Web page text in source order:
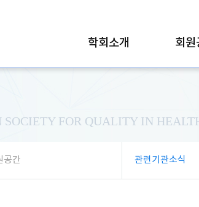
학회소개 회원
SOCIETY FOR QUALITY IN
공간 관련기관소식